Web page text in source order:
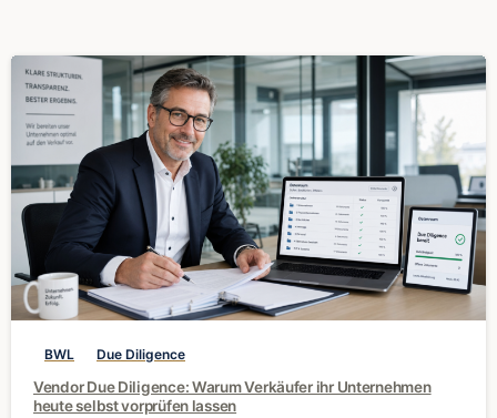
0
BWL Due Diligence
Vendor Due Diligence: Warum Verkäufer ihr Unternehmen
heute selbst vorprüfen lassen